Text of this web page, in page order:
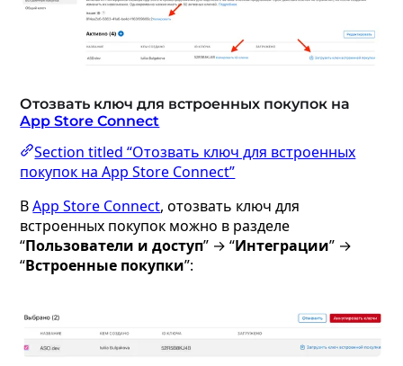
Отозвать ключ для встроенных покупок на
App Store Connect
Section titled “Отозвать ключ для встроенных
покупок на App Store Connect”
ВApp Store Connect, отозвать ключ для
встроенных покупок можно в разделе
“Пользователи и доступ” → “Интеграции” →
“Встроенные покупки”: